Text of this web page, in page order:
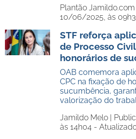
Plantão Jamildo.com
10/06/2025, às
STF reforça
de Processo
honorários de
OAB comemora
CPC na fixação de
sucumbência,
valorização do
Jamildo Melo |
às 14h04 -